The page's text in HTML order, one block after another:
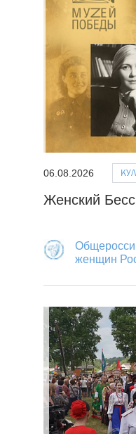
06.08.2026
Женский
женщин